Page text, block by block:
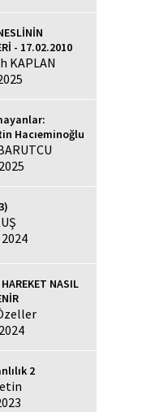
- 17.02.2010
KAPLAN
Hacıeminoğlu
NASIL
2